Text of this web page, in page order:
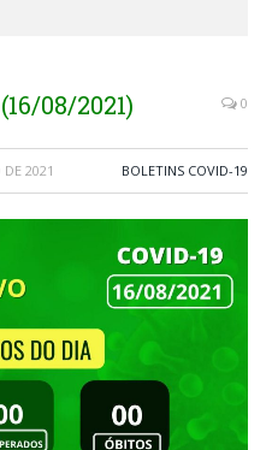
08/2021) 0
2021 BOLETINS COVID-19